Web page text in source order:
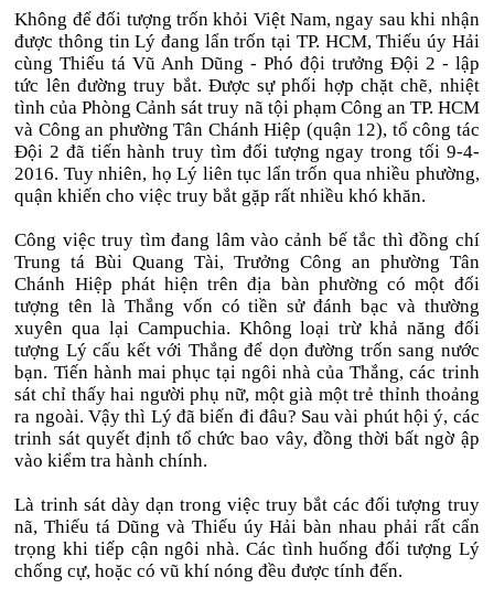
Không để đối tượng trốn khỏi Việt Nam, ngay sau khi nhận
được thông tin Lý đang lẩn trốn tại TP. HCM, Thiếu úy Hải
cùng Thiếu tá Vũ Anh Dũng - Phó đội trưởng Đội 2 - lập
tức lên đường truy bắt. Được sự phối hợp chặt chẽ, nhiệt
tình của Phòng Cảnh sát truy nã tội phạm Công an TP. HCM
và Công an phường Tân Chánh Hiệp (quận 12), tổ công tác
Đội 2 đã tiến hành truy tìm đối tượng ngay trong tối 9-4-
2016. Tuy nhiên, họ Lý liên tục lẩn trốn qua nhiều phường,
quận khiến cho việc truy bắt gặp rất nhiều khó khăn.
Công việc truy tìm đang lâm vào cảnh bế tắc thì đồng chí
Trung tá Bùi Quang Tài, Trưởng Công an phường Tân
Chánh Hiệp phát hiện trên địa bàn phường có một đối
tượng tên là Thắng vốn có tiền sử đánh bạc và thường
xuyên qua lại Campuchia. Không loại trừ khả năng đối
tượng Lý cấu kết với Thắng để dọn đường trốn sang nước
bạn. Tiến hành mai phục tại ngôi nhà của Thắng, các trinh
sát chỉ thấy hai người phụ nữ, một già một trẻ thỉnh thoảng
ra ngoài. Vậy thì Lý đã biến đi đâu? Sau vài phút hội ý, các
trinh sát quyết định tổ chức bao vây, đồng thời bất ngờ ập
vào kiểm tra hành chính.
Là trinh sát dày dạn trong việc truy bắt các đối tượng truy
nã, Thiếu tá Dũng và Thiếu úy Hải bàn nhau phải rất cẩn
trọng khi tiếp cận ngôi nhà. Các tình huống đối tượng Lý
chống cự, hoặc có vũ khí nóng đều được tính đến.